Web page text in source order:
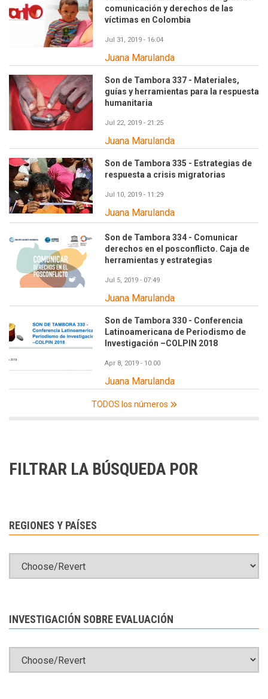
comunicación y derechos de las
víctimas en Colombia
Jul 31, 2019 - 16:04
Juana Marulanda
Son de Tambora 337 - Materiales,
guías y herramientas para la respuesta
humanitaria
Jul 22, 2019 - 21:25
Juana Marulanda
Son de Tambora 335 - Estrategias de
respuesta a crisis migratorias
Jul 10, 2019 - 11:29
Juana Marulanda
Son de Tambora 334 - Comunicar
derechos en el posconflicto. Caja de
herramientas y estrategias
Jul 5, 2019 - 07:49
Juana Marulanda
Son de Tambora 330 - Conferencia
Latinoamericana de Periodismo de
Investigación –COLPIN 2018
Apr 8, 2019 - 10:00
Juana Marulanda
TODOS los números
FILTRAR LA BÚSQUEDA POR
REGIONES Y PAÍSES
INVESTIGACIÓN SOBRE EVALUACIÓN